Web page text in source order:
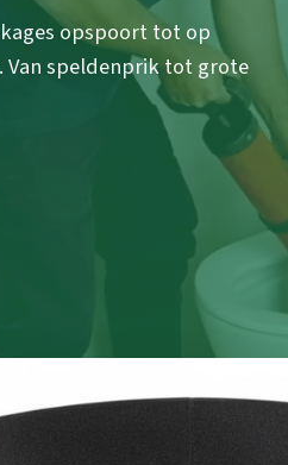
opspoort tot op
speldenprik tot grote